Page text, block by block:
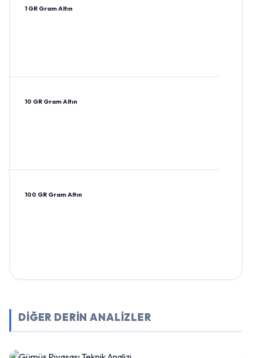
1 GR Gram Altın
10 GR Gram Altın
100 GR Gram Altın
DİĞER DERİN ANALİZLER